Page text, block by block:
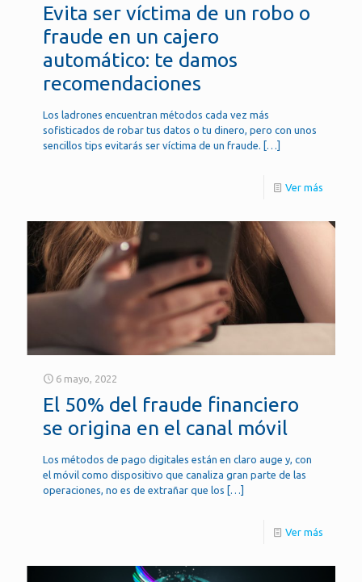
Evita ser víctima de un robo o
fraude en un cajero
automático: te damos
recomendaciones
Los ladrones encuentran métodos cada vez más
sofisticados de robar tus datos o tu dinero, pero con unos
sencillos tips evitarás ser víctima de un fraude. […]
Ver más
6 mayo, 2022
El 50% del fraude financiero
se origina en el canal móvil
Los métodos de pago digitales están en claro auge y, con
el móvil como dispositivo que canaliza gran parte de las
operaciones, no es de extrañar que los […]
Ver más